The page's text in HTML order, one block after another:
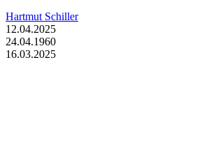
Hartmut Schiller
12.04.2025
24.04.1960
16.03.2025